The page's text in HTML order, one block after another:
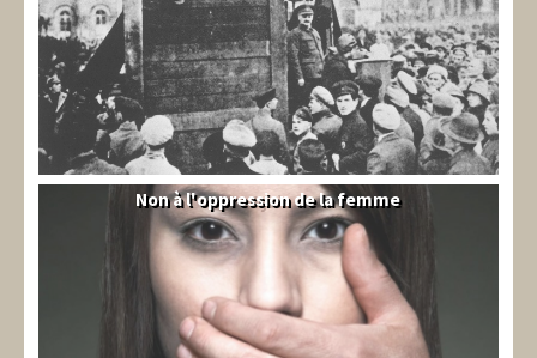
Syrie
Non à l'oppression de la femme